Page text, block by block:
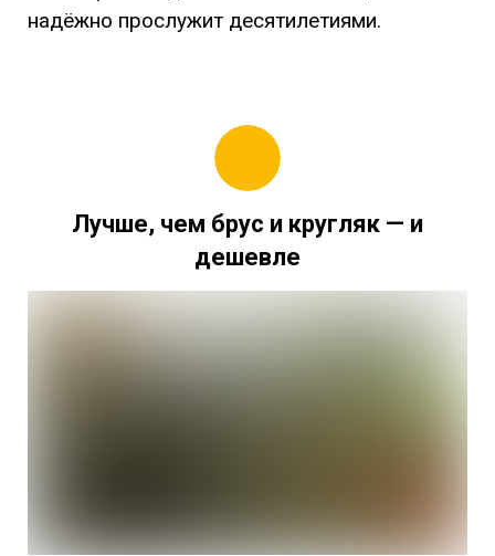
надёжно прослужит десятилетиями.
Лучше, чем брус и кругляк — и
дешевле